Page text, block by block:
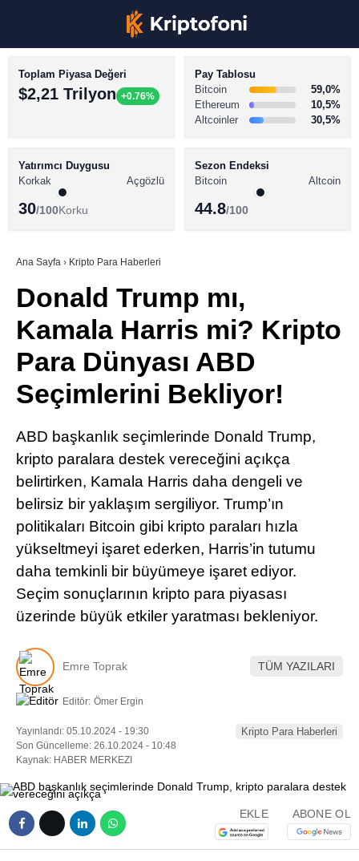
TikTok
Telegram
BİTCOİN HABERLERİ
ALTCOİN HABERLERİ
SÖZLÜK
Toplam Piyasa Değeri
$2,21 Trilyon +0.76%
Pay Tablosu
Bitcoin
59,0%
Ethereum
10,5%
Altcoinler
30,5%
Yatırımcı Duygusu
Korkak
Açgözlü
30/100Korku
Sezon Endeksi
Bitcoin
Altcoin
44.8/100
Ana Sayfa › Kripto Para Haberleri
Donald Trump mı,
Kamala Harris mi? Kripto
Para Dünyası ABD
Seçimlerini Bekliyor!
ABD başkanlık seçimlerinde Donald Trump,
kripto paralara destek vereceğini açıkça
belirtirken, Kamala Harris daha dengeli ve
belirsiz bir yaklaşım sergiliyor. Trump’ın
politikaları Bitcoin gibi kripto paraları hızla
yükseltmeyi işaret ederken, Harris’in tutumu
daha temkinli bir büyümeye işaret ediyor.
Seçim sonuçlarının kripto para piyasası
üzerinde büyük etkiler yaratması bekleniyor.
Emre Toprak TÜM YAZILARI
Editör: Ömer Ergin
Yayınlandı: 05.10.2024 - 19:30
Son Güncelleme: 26.10.2024 - 10:48
Kaynak: HABER MERKEZI
Kripto Para Haberleri
EKLE ABONE OL